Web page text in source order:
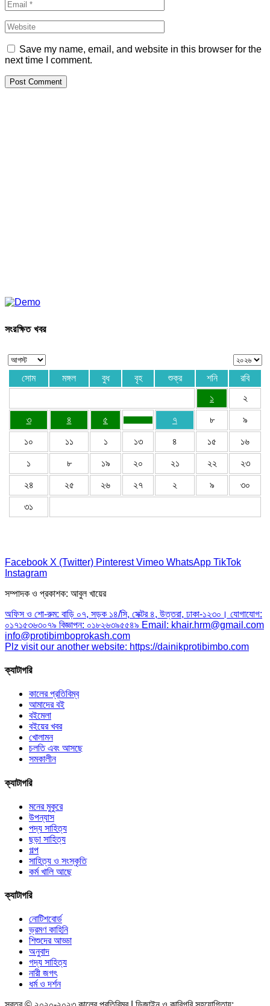
Save my name, email, and website in this browser for the
next time I comment.
সংরক্ষিত খবর
সোম মঙ্গল বুধ বৃহ শুক্র শনি
রবি
১
২
৩ ৪ ৫ ৭ ৮ ৯
১০ ১১ ১ ১৩ ৪ ১৫ ১৬
১ ৮ ১৯ ২০ ২১ ২২ ২৩
২৪ ২৫ ২৬ ২৭ ২ ৯ ৩০
৩১
Facebook X (Twitter) Pinterest Vimeo WhatsApp TikTok
Instagram
সম্পাদক ও প্রকাশক: আবুল খায়ের
অফিস ও শো-রুম: বাড়ি ০৭, সড়ক ১৪/সি, সেক্টর ৪, উত্তরা, ঢাকা-১২৩০। যোগাযোগ:
০১৭১৫৩৬৩০৭৯ বিজ্ঞাপন: ০১৮২৬৩৯৫৫৪৯ Email: khair.hrm@gmail.com
info@protibimboprokash.com
Plz visit our another website: https://dainikprotibimbo.com
ক্যাটাগরি
কালের প্রতিবিম্ব
আমাদের বই
বইমেলা
বইয়ের খবর
খোলামন
চলতি এবং আসছে
সমকালীন
ক্যাটাগরি
মনের মুকুরে
উপন্যাস
পদ্য সাহিত্য
ছড়া সাহিত্য
গল্প
সাহিত্য ও সংস্কৃতি
কর্ম খালি আছে
ক্যাটাগরি
নোটিশবোর্ড
ভ্রমণ কাহিনি
শিশুদের আড্ডা
অনুবাদ
গদ্য সাহিত্য
নারী জগৎ
ধর্ম ও দর্শন